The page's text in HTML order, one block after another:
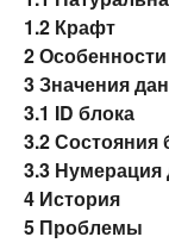
1.2 Крафт
2Особенности
3Значения
3.1 ID блока
3.2Состояния
3.3
4 История
5 Проблемы